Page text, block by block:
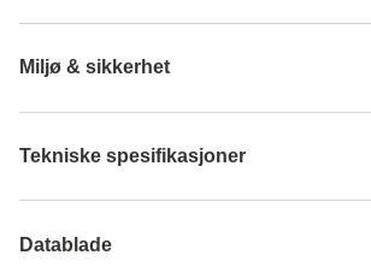
Miljø & sikkerhet
Tekniske spesifikasjoner
Datablade